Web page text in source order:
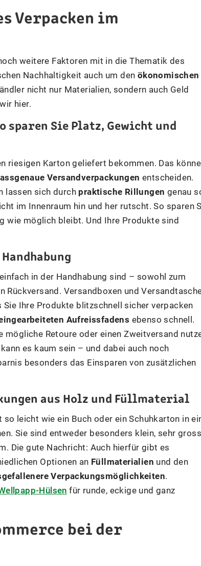
Verpacken im
weitere Faktoren mit in die Thematik des
Nachhaltigkeit auch um den ökonomischen
nicht nur Materialien, sondern auch Geld
hier.
sparen Sie Platz, Gewicht und
riesigen Karton geliefert bekommen. Das
Versandverpackungen entscheiden.
lassen sich durch praktische Rillungen genau
im Innenraum hin und her rutscht. So sparen
wie möglich bleibt. Und Ihre Produkte sind
in der Handhabung sind – sowohl zum
Rückversand. Versandboxen und
Sie Ihre Produkte blitzschnell sicher verpacken
Aufreissfadens ebenso schnell.
Retoure oder einen Zweitversand
es kaum sein – und dabei auch noch
besonders das Einsparen von zusätzlichen
aus Holz und Füllmaterial
leicht wie ein Buch oder ein Schuhkarton in
Sie sind entweder besonders klein, sehr gross
Die gute Nachricht: Auch hierfür gibt es
Optionen an Füllmaterialien und den
Verpackungsmöglichkeiten.
Hülsen für runde, eckige und ganz
bei der